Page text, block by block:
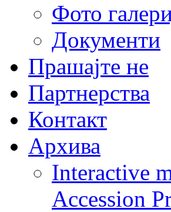
Фото
Документи
Прашајте не
Партнерства
Контакт
Архива
Interactive
Accession